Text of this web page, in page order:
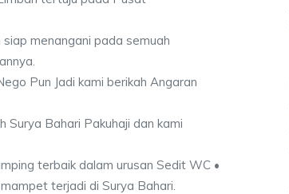
menangani pada semuah
Pun Jadi kami berikah Angaran
Surya Bahari Pakuhaji dan kami
terbaik dalam urusan Sedit WC •
terjadi di Surya Bahari.